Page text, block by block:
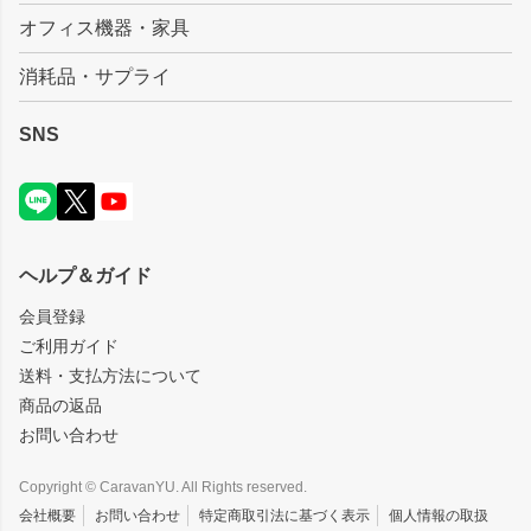
オフィス機器・家具
消耗品・サプライ
SNS
ヘルプ＆ガイド
会員登録
ご利用ガイド
送料・支払方法について
商品の返品
お問い合わせ
Copyright © CaravanYU. All Rights reserved.
会社概要
お問い合わせ 特定商取引法に基づく表示 個人情報の取扱